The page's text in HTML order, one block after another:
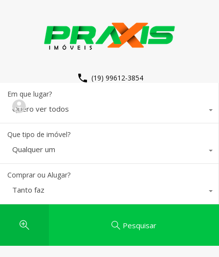
(19) 99612-3854
Em que lugar?
Quero ver todos
Que tipo de imóvel?
Qualquer um
Comprar ou Alugar?
Tanto faz
Pesquisar